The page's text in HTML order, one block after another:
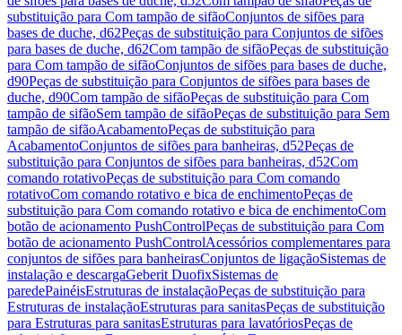
substituição para Com tampão de sifãoConjuntos de sifões para
bases de duche, d62Peças de substituição para Conjuntos de sifões
para bases de duche, d62Com tampão de sifãoPeças de substituição
para Com tampão de sifãoConjuntos de sifões para bases de duche,
d90Peças de substituição para Conjuntos de sifões para bases de
duche, d90Com tampão de sifãoPeças de substituição para Com
tampão de sifãoSem tampão de sifãoPeças de substituição para Sem
tampão de sifãoAcabamentoPeças de substituição para
AcabamentoConjuntos de sifões para banheiras, d52Peças de
substituição para Conjuntos de sifões para banheiras, d52Com
comando rotativoPeças de substituição para Com comando
rotativoCom comando rotativo e bica de enchimentoPeças de
substituição para Com comando rotativo e bica de enchimentoCom
botão de acionamento PushControlPeças de substituição para Com
botão de acionamento PushControlAcessórios complementares para
conjuntos de sifões para banheirasConjuntos de ligaçãoSistemas de
instalação e descargaGeberit DuofixSistemas de
paredePainéisEstruturas de instalaçãoPeças de substituição para
Estruturas de instalaçãoEstruturas para sanitasPeças de substituição
para Estruturas para sanitasEstruturas para lavatóriosPeças de